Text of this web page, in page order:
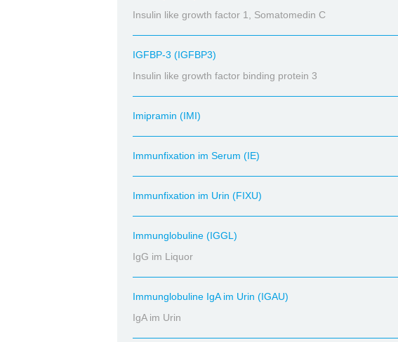
Insulin like growth factor 1, Somatomedin C
IGFBP-3 (IGFBP3)
Insulin like growth factor binding protein 3
Imipramin (IMI)
Immunfixation im Serum (IE)
Immunfixation im Urin (FIXU)
Immunglobuline (IGGL)
IgG im Liquor
Immunglobuline IgA im Urin (IGAU)
IgA im Urin